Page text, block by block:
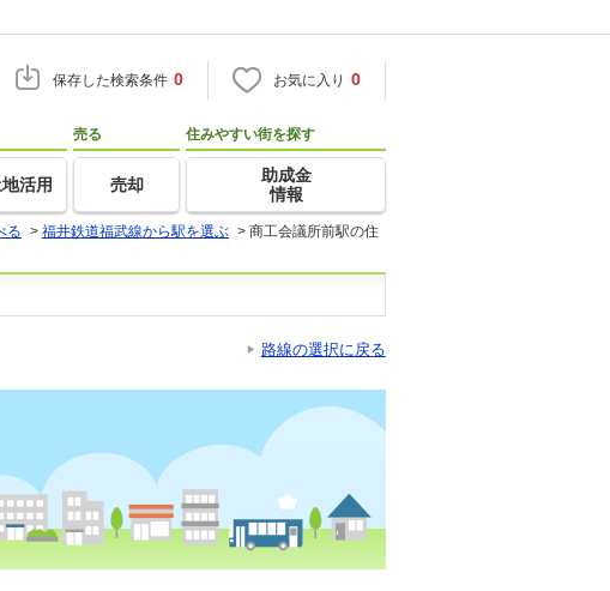
保存した検索条件 0 お気に入り 0
活用
売る
売却
住みやすい街を探す
助成金
情報
る > 福井鉄道福武線から駅を選ぶ > 商工会議所前駅の住
路線の選択に戻る